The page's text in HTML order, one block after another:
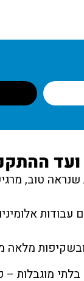
ועד
שנראה טוב,
מלאה
מוגבלות